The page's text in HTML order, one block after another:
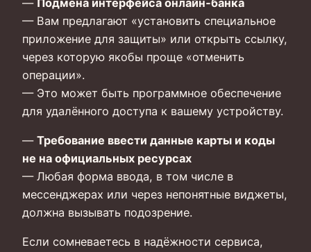
— Вам предлагают «установить специальное
приложение для защиты» или открыть ссылку,
через которую якобы проще «отменить
операции».
— Это может быть программное обеспечение
для удалённого доступа к вашему устройству.
— Требование ввести данные карты и коды
не на официальных ресурсах
— Любая форма ввода, в том числе в
мессенджерах или через непонятные виджеты,
должна вызывать подозрение.
Если сомневаетесь в надёжности сервиса,